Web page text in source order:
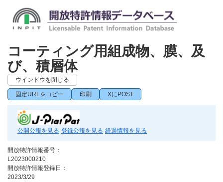
コーティング用組成物、膜、及
び、積層体
ウインドウを閉じる
固定URLをコピー 印刷 XにPOST
公開公報を見る 登録公報を見る 経過情報を見る
開放特許情報番号：
L2023000210
開放特許情報登録日：
2023/3/29